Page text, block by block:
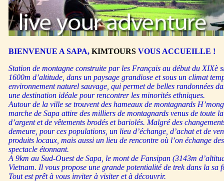
BIENVENUE A SAPA, KIMTOURS VOUS ACCUEILLE !
Station de montagne construite par les Français au début du XIXè
1600m d’altitude, dans un paysage grandiose et sous un climat
environnement naturel sauvage, qui permet de belles randonnées
une destination idéale pour rencontrer les minorités ethniques.
Autour de la ville se trouvent des hameaux de montagnards
marche de Sapa attire des milliers de montagnards venus de toute
d’argent et de vêtements brodés et bariolés. Malgré des
demeure, pour ces populations, un lieu d’échange, d’achat et de
produits locaux, mais aussi un lieu de rencontre où l’on échange
spectacle étonnant.
A 9km au Sud-Ouest de Sapa, le mont de Fansipan (3143m
Vietnam. Il vous propose une grande potentialité de trek dans la sa
Tout est prêt à vous inviter à visiter et à découvrir.